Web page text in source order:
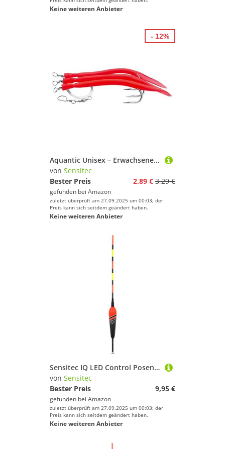
Keine weiteren Anbieter
Aquantic Unisex – Erwachsene 10C4039507207571C10, verfügbar in fängigen Farben, je 3 Gummi-Makks am Vorfach, Qualitätsschnur und Hochleistungswirbel (Rot, 10/0), Bunt, Normal
von Sensitec
Bester Preis
2,89 € 3,29 €
gefunden bei Amazon
zuletzt überprüft am 27.09.2025 um 00:03; der
Preis kann sich seitdem geändert haben.
Keine weiteren Anbieter
- 12%
Sensitec IQ LED Control Posen - LED SENSITIV Waggler Laufpose von Sänger Farbwechsel bei Biss (7,0gr)
von Sensitec
Bester Preis
9,95 €
gefunden bei Amazon
zuletzt überprüft am 27.09.2025 um 00:03; der
Preis kann sich seitdem geändert haben.
Keine weiteren Anbieter